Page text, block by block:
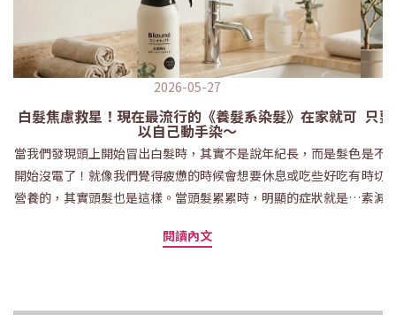
2026-05-27
白髮焦慮救星！現在最流行的《養髮系染髮》在家就可
以自己動手染～
當我們發現頭上開始冒出白髮時，其實不是說年紀長，而是髮色
開始沒電了！就像我們覺得疲憊的時候會想要休息或吃些好吃有
營養的，其實頭髮也是這樣。當頭髮累累時，明顯的症狀就是會
很適合開始使用將「染髮」與「護髮」概念結合在一起的護髮染
越來越乾、越來越毛躁，甚至頭皮敏感不舒服。到底護髮染是什
閱讀內文
只
是不
時切
素減
「白